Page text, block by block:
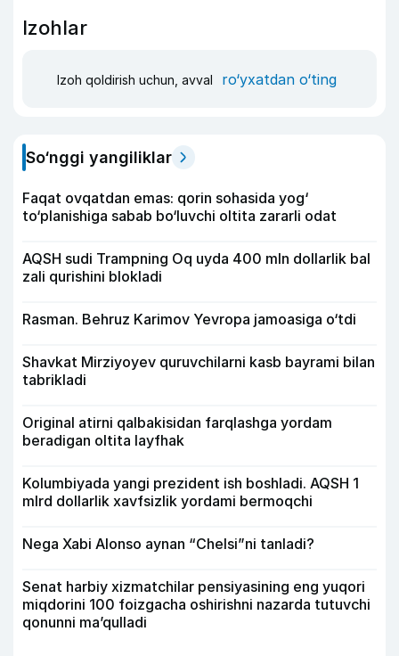
Izohlar
Izoh qoldirish uchun, avval ro‘yxatdan o‘ting
So‘nggi yangiliklar
Faqat ovqatdan emas: qorin sohasida yog‘
to‘planishiga sabab bo‘luvchi oltita zararli odat
AQSH sudi Trampning Oq uyda 400 mln dollarlik bal
zali qurishini blokladi
Rasman. Behruz Karimov Yevropa jamoasiga o‘tdi
Shavkat Mirziyoyev quruvchilarni kasb bayrami bilan
tabrikladi
Original atirni qalbakisidan farqlashga yordam
beradigan oltita layfhak
Kolumbiyada yangi prezident ish boshladi. AQSH 1
mlrd dollarlik xavfsizlik yordami bermoqchi
Nega Xabi Alonso aynan “Chelsi”ni tanladi?
Senat harbiy xizmatchilar pensiyasining eng yuqori
miqdorini 100 foizgacha oshirishni nazarda tutuvchi
qonunni ma’qulladi